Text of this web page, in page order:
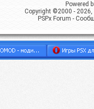
Powered
Copyright ©2000 -
PSPx Forum -